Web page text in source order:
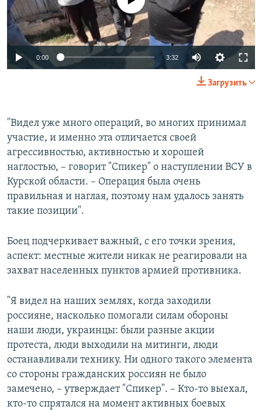
720p 1080p
0:00 3:32
240p
1080p
Загрузить
"Видел уже много операций, во многих принимал
участие, и именно эта отличается своей
агрессивностью, активностью и хорошей
наглостью, – говорит "Спикер" о наступлении ВСУ в
Курской области. – Операция была очень
правильная и наглая, поэтому нам удалось занять
такие позиции".
Боец подчеркивает важный, с его точки зрения,
аспект: местные жители никак не реагировали на
захват населенных пунктов армией противника.
"Я видел на наших землях, когда заходили
россияне, насколько помогали силам обороны
наши люди, украинцы: были разные акции
протеста, люди выходили на митинги, люди
останавливали технику. Ни одного такого элемента
со стороны гражданских россиян не было
замечено, – утверждает "Спикер". – Кто-то выехал,
кто-то спрятался на момент активных боевых